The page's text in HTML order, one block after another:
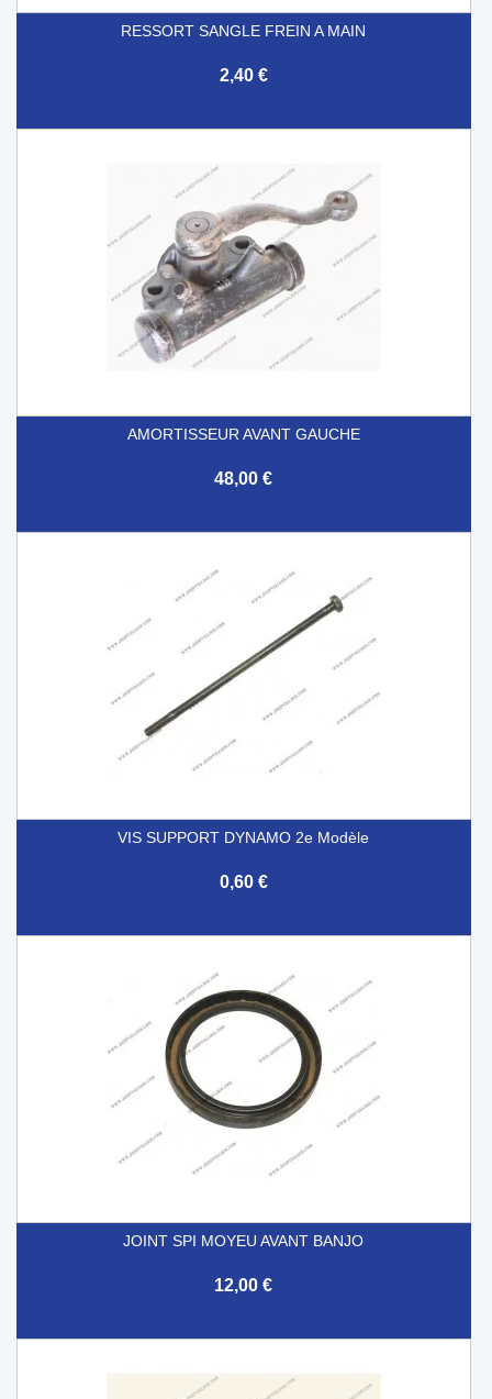
RESSORT SANGLE FREIN A MAIN
2,40 €
AMORTISSEUR AVANT GAUCHE
48,00 €
VIS SUPPORT DYNAMO 2e Modèle
0,60 €
JOINT SPI MOYEU AVANT BANJO
12,00 €